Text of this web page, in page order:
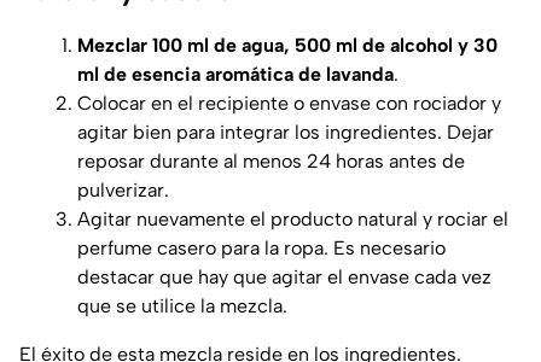
Mezclar 100 ml de agua, 500 ml de alcohol y 30
ml de esencia aromática de lavanda.
Colocar en el recipiente o envase con rociador y
agitar bien para integrar los ingredientes. Dejar
reposar durante al menos 24 horas antes de
pulverizar.
Agitar nuevamente el producto natural y rociar el
perfume casero para la ropa. Es necesario
destacar que hay que agitar el envase cada vez
que se utilice la mezcla.
El éxito de esta mezcla reside en los ingredientes.